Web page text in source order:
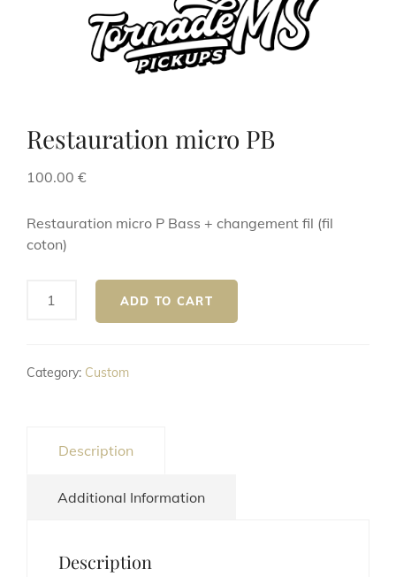
Restauration micro PB
100.00 €
Restauration micro P Bass + changement fil (fil
coton)
micro
ADD TO CART
Category: Custom
Description
Additional Information
Description